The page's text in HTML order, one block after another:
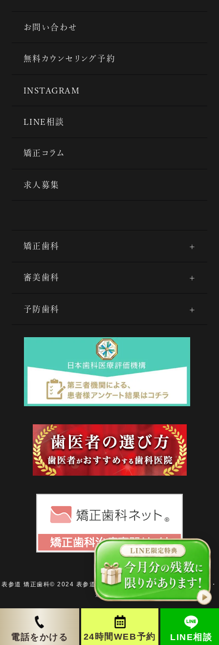
お問い合わせ
無料カウンセリング予約
INSTAGRAM
LINE相談
矯正コラム
求人募集
矯正歯科
審美歯科
予防歯科
表参道 矯正歯科© 2024 表参道駅から徒歩3分の歯医者 表参道AK歯科・
矯正歯科.
電話をかける 24時間WEB予約 LINE相談